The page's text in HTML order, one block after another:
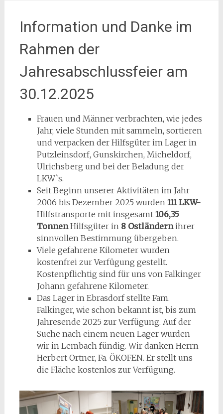
Information und Danke im
Rahmen der
Jahresabschlussfeier am
30.12.2025
Frauen und Männer verbrachten, wie jedes
Jahr, viele Stunden mit sammeln, sortieren
und verpacken der Hilfsgüter im Lager in
Putzleinsdorf, Gunskirchen, Micheldorf,
Ulrichsberg und bei der Beladung der
LKW`s.
Seit Beginn unserer Aktivitäten im Jahr
2006 bis Dezember 2025 wurden 111 LKW-
Hilfstransporte mit insgesamt 106,35
TonnenHilfsgüter in 8 Ostländernihrer
sinnvollen Bestimmung übergeben.
Viele gefahrene Kilometer wurden
kostenfrei zur Verfügung gestellt.
Kostenpflichtig sind für uns von Falkinger
Johann gefahrene Kilometer.
Das Lager in Ebrasdorf stellte Fam.
Falkinger, wie schon bekannt ist, bis zum
Jahresende 2025 zur Verfügung. Auf der
Suche nach einem neuen Lager wurden
wir in Lembach fündig. Wir danken Herrn
Herbert Ortner, Fa. ÖKOFEN. Er stellt uns
die Fläche kostenlos zur Verfügung.